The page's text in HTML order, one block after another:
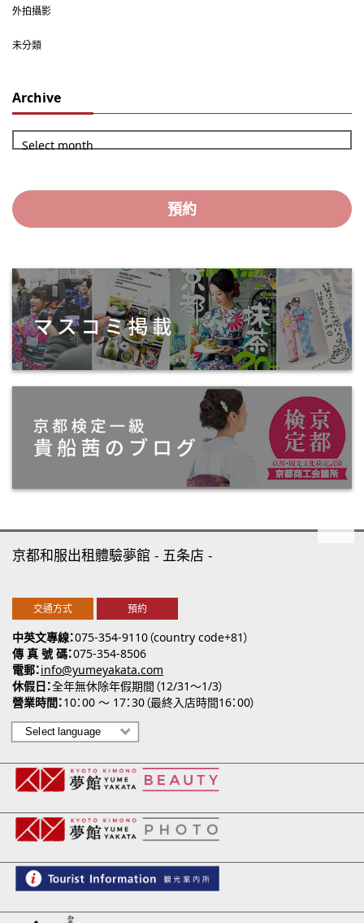
外拍攝影
未分類
Archive
Select month
預約
中英文專線 075-354-9110（country code+81）
傳 真 號 碼 075-354-8506
電郵 info@yumeyakata.com
休假日 全年無休除年假期間（12/31～1/3）
營業時間 10：00 ～ 17：30（最終入店時間16：00）
京都和服出租體驗夢館 五条店
交通方式 預約